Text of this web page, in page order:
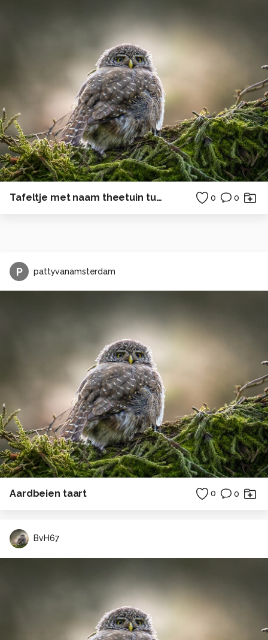
Tafeltje met naam theetuin tuin 0 0
P pattyvanamsterdam
Aardbeien taart 0 0
BvH67